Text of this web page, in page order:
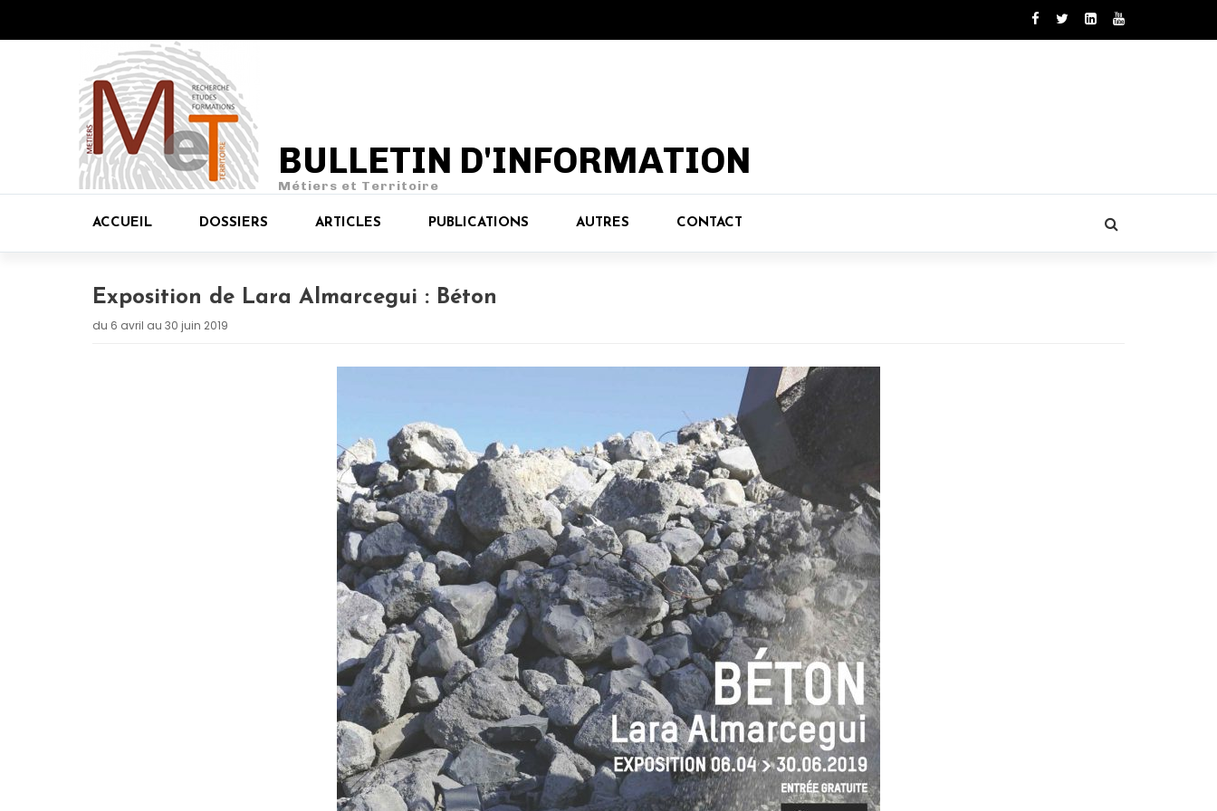
BULLETIN D'INFORMATION
Métiers et Territoire
ACCUEIL DOSSIERS ARTICLES PUBLICATIONS AUTRES CONTACT
Exposition de Lara Almarcegui : Béton
du 6 avril au 30 juin 2019